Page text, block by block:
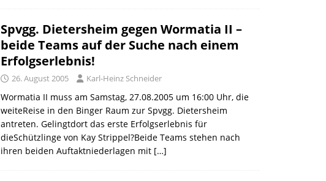
Spvgg. Dietersheim gegen Wormatia II –
beide Teams auf der Suche nach einem
Erfolgserlebnis!
26. August 2005 Karl-Heinz Schneider
Wormatia II muss am Samstag, 27.08.2005 um 16:00 Uhr, die
weiteReise in den Binger Raum zur Spvgg. Dietersheim
antreten. Gelingtdort das erste Erfolgserlebnis für
dieSchützlinge von Kay Strippel?Beide Teams stehen nach
ihren beiden Auftaktniederlagen mit […]